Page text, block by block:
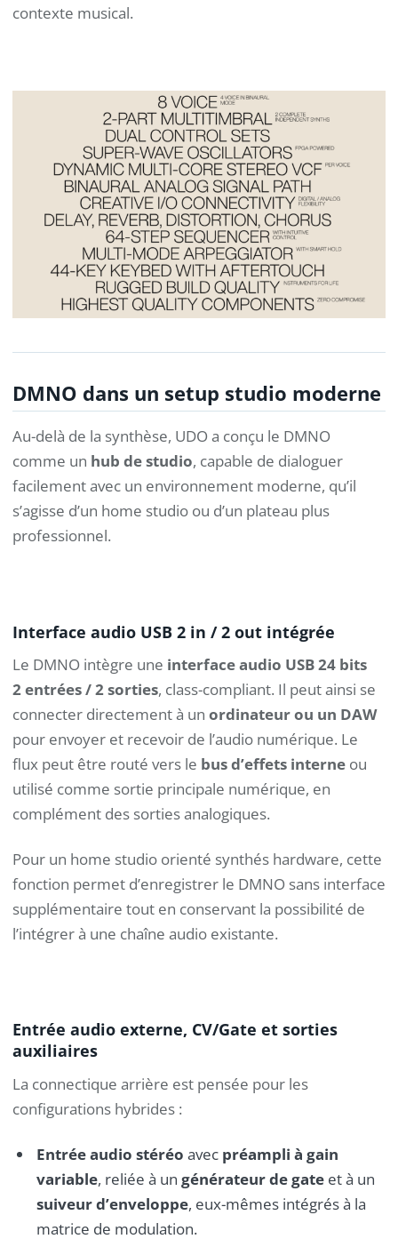
contexte musical.
DMNO dans un setup studio moderne
Au-delà de la synthèse, UDO a conçu le DMNO
comme un hub de studio, capable de dialoguer
facilement avec un environnement moderne, qu’il
s’agisse d’un home studio ou d’un plateau plus
professionnel.
Interface audio USB 2 in / 2 out intégrée
Le DMNO intègre une interface audio USB 24 bits
2 entrées / 2 sorties, class-compliant. Il peut ainsi se
connecter directement à un ordinateur ou un DAW
pour envoyer et recevoir de l’audio numérique. Le
flux peut être routé vers le bus d’effets interne ou
utilisé comme sortie principale numérique, en
complément des sorties analogiques.
Pour un home studio orienté synthés hardware, cette
fonction permet d’enregistrer le DMNO sans interface
supplémentaire tout en conservant la possibilité de
l’intégrer à une chaîne audio existante.
Entrée audio externe, CV/Gate et sorties
auxiliaires
La connectique arrière est pensée pour les
configurations hybrides :
Entrée audio stéréo avec préampli à gain
variable, reliée à un générateur de gateet à un
suiveur d’enveloppe, eux-mêmes intégrés à la
matrice de modulation.